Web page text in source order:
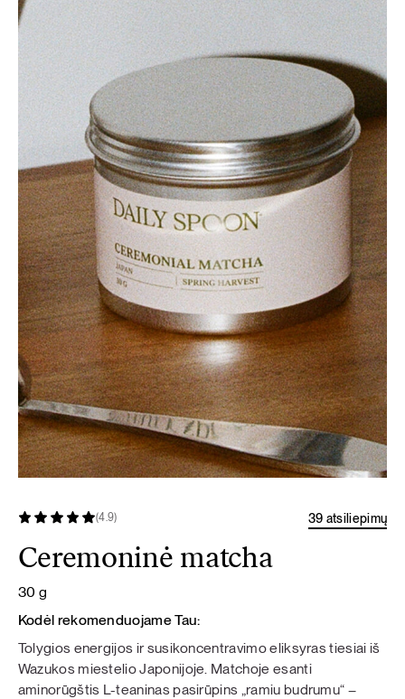
(4.9) 39 atsiliepimų
Ceremoninė matcha
30 g
Kodėl rekomenduojame Tau:
Tolygios energijos ir susikoncentravimo eliksyras tiesiai iš
Wazukos miestelio Japonijoje. Matchoje esanti
aminorūgštis L-teaninas pasirūpins „ramiu budrumu“ –